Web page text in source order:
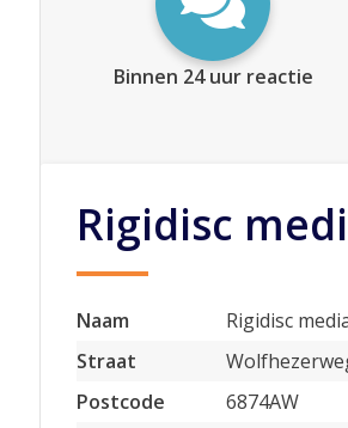
Binnen 24 uur reactie
Rigidisc
Naam
Rigidisc
Straat
Postcode
6874AW